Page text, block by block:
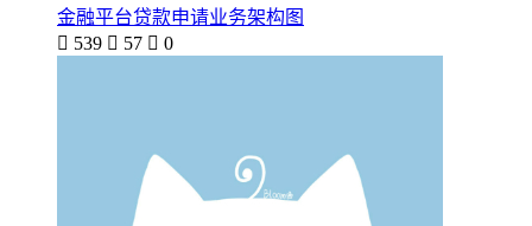
金融平台贷款申请业务架构图
 539  57  0